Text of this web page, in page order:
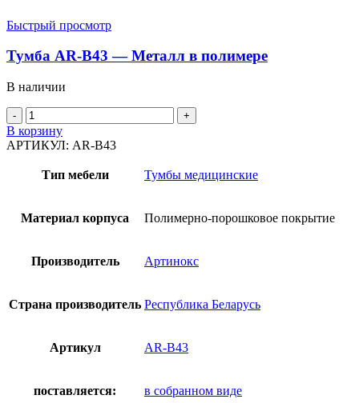
Быстрый просмотр
Тумба AR-B43 — Металл в полимере
В наличии
В корзину
АРТИКУЛ: AR-B43
Тип мебели Тумбы медицинские
Материал корпуса Полимерно-порошковое покрытие
Производитель Артинокс
Страна производитель Республика Беларусь
Артикул AR-B43
поставляется: в собранном виде